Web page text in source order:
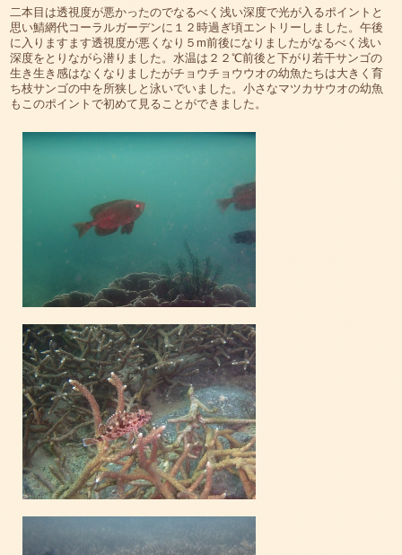
二本目は透視度が悪かったのでなるべく浅い深度で光が入るポイントと
思い鯖網代コーラルガーデンに１２時過ぎ頃エントリーしました。午後
に入りますます透視度が悪くなり５m前後になりましたがなるべく浅い
深度をとりながら潜りました。水温は２２℃前後と下がり若干サンゴの
生き生き感はなくなりましたがチョウチョウウオの幼魚たちは大きく育
ち枝サンゴの中を所狭しと泳いでいました。小さなマツカサウオの幼魚
もこのポイントで初めて見ることができました。